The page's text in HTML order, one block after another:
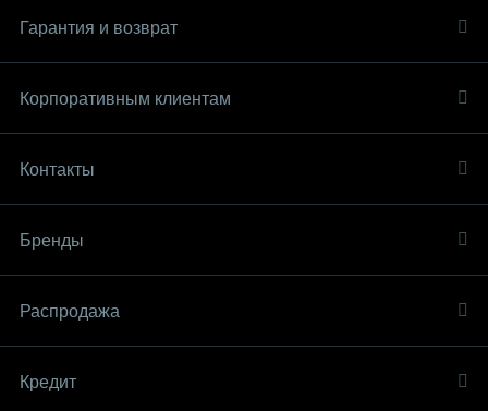
Гарантия и возврат
Корпоративным клиентам
Контакты
Бренды
Распродaжа
Кредит